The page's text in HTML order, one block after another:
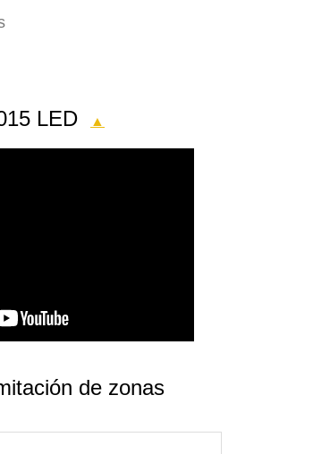
LED ▲
de zonas